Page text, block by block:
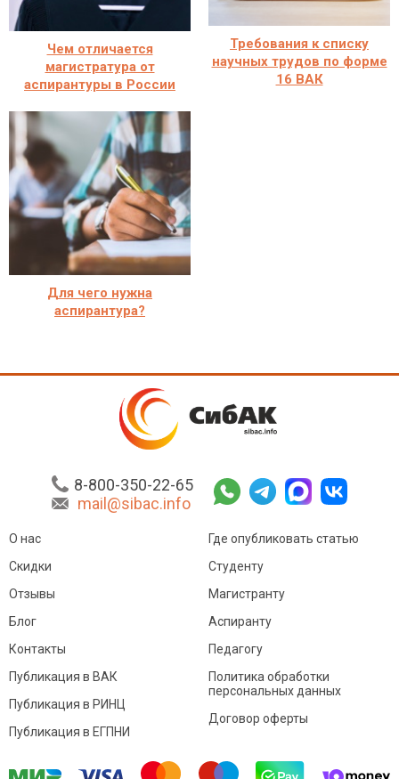
Чем отличается
магистратура от
аспирантуры в России
Требования к списку
научных трудов по форме
16 ВАК
Для чего нужна
аспирантура?
8-800-350-22-65
mail@sibac.info
О нас
Скидки
Отзывы
Блог
Контакты
Где опубликовать статью
Студенту
Магистранту
Аспиранту
Педагогу
Публикация в ВАК
Публикация в РИНЦ
Публикация в ЕГПНИ
Политика обработки
персональных данных
Договор оферты